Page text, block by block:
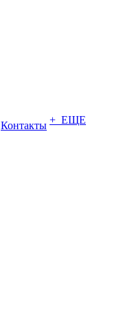
Контакты + ЕЩЕ